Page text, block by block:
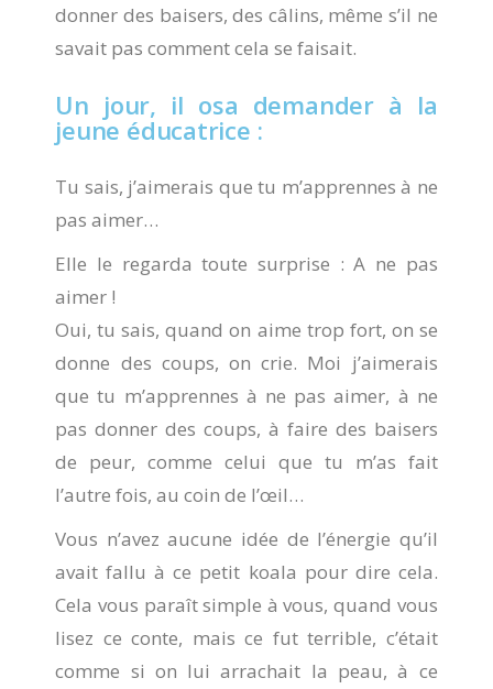
donner des baisers, des câlins, même s’il ne
savait pas comment cela se faisait.
Un jour, il osa demander à la
jeune éducatrice :
Tu sais, j’aimerais que tu m’apprennes à ne
pas aimer…
Elle le regarda toute surprise : A ne pas
aimer !
Oui, tu sais, quand on aime trop fort, on se
donne des coups, on crie. Moi j’aimerais
que tu m’apprennes à ne pas aimer, à ne
pas donner des coups, à faire des baisers
de peur, comme celui que tu m’as fait
l’autre fois, au coin de l’œil…
Vous n’avez aucune idée de l’énergie qu’il
avait fallu à ce petit koala pour dire cela.
Cela vous paraît simple à vous, quand vous
lisez ce conte, mais ce fut terrible, c’était
comme si on lui arrachait la peau, à ce